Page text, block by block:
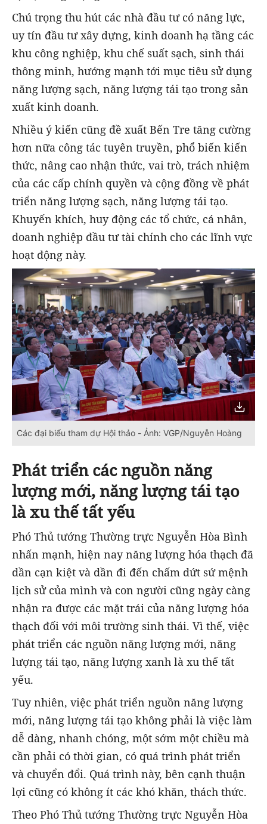
Chú trọng thu hút các nhà đầu tư có năng lực,
uy tín đầu tư xây dựng, kinh doanh hạ tầng các
khu công nghiệp, khu chế suất sạch, sinh thái
thông minh, hướng mạnh tới mục tiêu sử dụng
năng lượng sạch, năng lượng tái tạo trong sản
xuất kinh doanh.
Nhiều ý kiến cũng đề xuất Bến Tre tăng cường
hơn nữa công tác tuyên truyền, phổ biến kiến
thức, nâng cao nhận thức, vai trò, trách nhiệm
của các cấp chính quyền và cộng đồng về phát
triển năng lượng sạch, năng lượng tái tạo.
Khuyến khích, huy động các tổ chức, cá nhân,
doanh nghiệp đầu tư tài chính cho các lĩnh vực
hoạt động này.
Các đại biểu tham dự Hội thảo - Ảnh: VGP/Nguyễn Hoàng
Phát triển các nguồn năng
lượng mới, năng lượng tái tạo
là xu thế tất yếu
Phó Thủ tướng Thường trực Nguyễn Hòa Bình
nhấn mạnh, hiện nay năng lượng hóa thạch đã
dần cạn kiệt và dần đi đến chấm dứt sứ mệnh
lịch sử của mình và con người cũng ngày càng
nhận ra được các mặt trái của năng lượng hóa
thạch đối với môi trường sinh thái. Vì thế, việc
phát triển các nguồn năng lượng mới, năng
lượng tái tạo, năng lượng xanh là xu thế tất
yếu.
Tuy nhiên, việc phát triển nguồn năng lượng
mới, năng lượng tái tạo không phải là việc làm
dễ dàng, nhanh chóng, một sớm một chiều mà
cần phải có thời gian, có quá trình phát triển
và chuyển đổi. Quá trình này, bên cạnh thuận
lợi cũng có không ít các khó khăn, thách thức.
Theo Phó Thủ tướng Thường trực Nguyễn Hòa